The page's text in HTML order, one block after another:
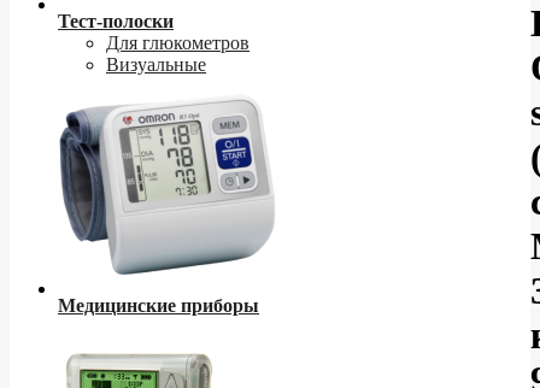
Тест-полоски
Для глюкометров
Визуальные
Медицинские приборы